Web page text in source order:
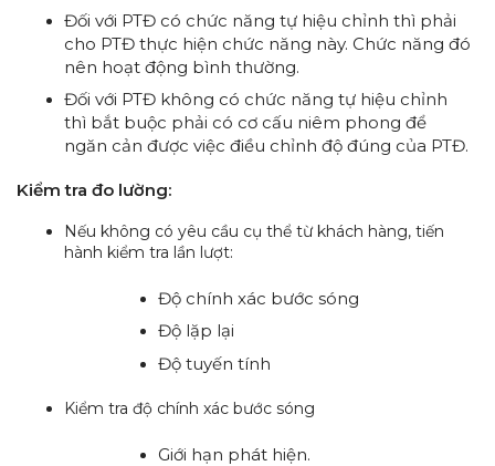
Đối với PTĐ có chức năng tự hiệu chỉnh thì phải
cho PTĐ thực hiện chức năng này. Chức năng đó
nên hoạt động bình thường.
Đối với PTĐ không có chức năng tự hiệu chỉnh
thì bắt buộc phải có cơ cấu niêm phong để
ngăn cản được việc điều chỉnh độ đúng của PTĐ.
Kiểm tra đo lường:
Nếu không có yêu cầu cụ thể từ khách hàng, tiến
hành kiểm tra lần lượt:
Độ chính xác bước sóng
Độ lặp lại
Độ tuyến tính
Kiểm tra độ chính xác bước sóng
Giới hạn phát hiện.